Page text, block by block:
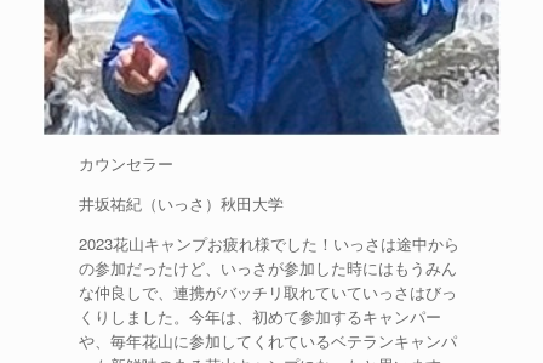
カウンセラー
井坂祐紀（いっさ）秋田大学
2023花山キャンプお疲れ様でした！いっさは途中から
の参加だったけど、いっさが参加した時にはもうみん
な仲良しで、連携がバッチリ取れていていっさはびっ
くりしました。今年は、初めて参加するキャンパー
や、毎年花山に参加してくれているベテランキャンパ